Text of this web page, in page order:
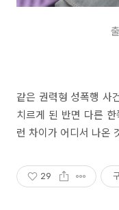
같은 권력형 성폭행 사
치르게 된 반면 다른
런 차이가 어디서 나온
29